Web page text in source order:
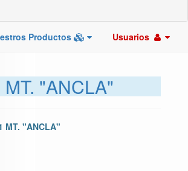
Productos Usuarios
"ANCLA"
MT. "ANCLA"